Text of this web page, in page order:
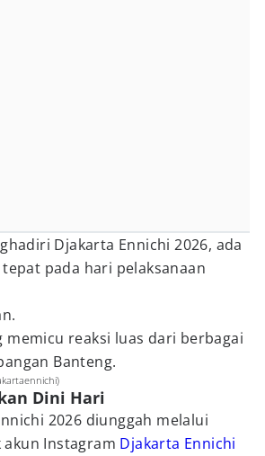
Djakarta Ennichi 2026, ada
pada hari pelaksanaan
reaksi luas dari berbagai
Banteng.
Dini Hari
2026 diunggah melalui
Instagram Djakarta Ennichi